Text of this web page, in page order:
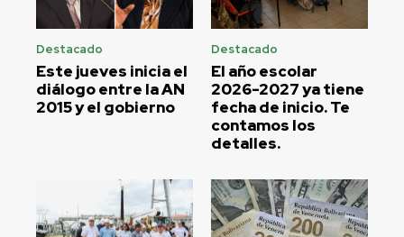
Destacado
Este jueves inicia el
diálogo entre la AN
2015 y el gobierno
Destacado
El año escolar
2026-2027 ya tiene
fecha de inicio. Te
contamos los
detalles.